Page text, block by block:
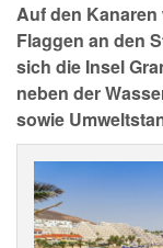
Auf den Kanaren
Flaggen an den
sich die Insel
neben der
sowie